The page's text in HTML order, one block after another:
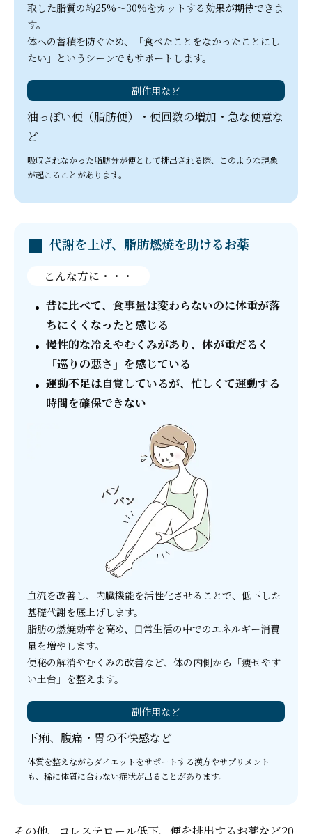
取した脂質の約25%〜30%をカットする効果が期待できま
す。
体への蓄積を防ぐため、「食べたことをなかったことにし
たい」というシーンでもサポートします。
副作用など
油っぽい便（脂肪便）・便回数の増加・急な便意な
ど
吸収されなかった脂肪分が便として排出される際、このような現象
が起こることがあります。
代謝を上げ、脂肪燃焼を助けるお薬
こんな方に・・・
昔に比べて、食事量は変わらないのに体重が落
ちにくくなったと感じる
慢性的な冷えやむくみがあり、体が重だるく
「巡りの悪さ」を感じている
運動不足は自覚しているが、忙しくて運動する
時間を確保できない
血流を改善し、内臓機能を活性化させることで、低下した
基礎代謝を底上げします。
脂肪の燃焼効率を高め、日常生活の中でのエネルギー消費
量を増やします。
便秘の解消やむくみの改善など、体の内側から「痩せやす
い土台」を整えます。
副作用など
下痢、腹痛・胃の不快感など
体質を整えながらダイエットをサポートする漢方やサプリメント
も、稀に体質に合わない症状が出ることがあります。